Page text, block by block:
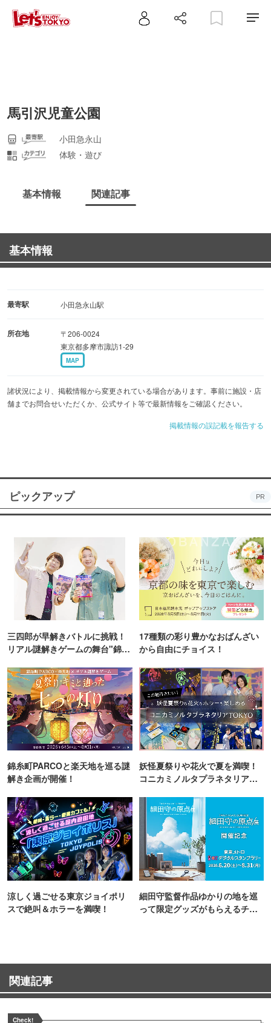
馬引沢児童公園
小田急永山
体験・遊び
基本情報 関連記事
基本情報
最寄駅 小田急永山駅
所在地
〒206-0024
東京都多摩市諏訪1-29
MAP
諸状況により、掲載情報から変更されている場合があります。事前に施設・店
舗までお問合せいただくか、公式サイト等で最新情報をご確認ください。
掲載情報の誤記載を報告する
ピックアップ PR
三四郎が早解きバトルに挑戦！
リアル謎解きゲームの舞台"錦糸
17種類の彩り豊かなおばんざい
から自由にチョイス！
錦糸町PARCOと楽天地を巡る謎
解き企画が開催！
妖怪夏祭りや花火で夏を満喫！
コニカミノルタプラネタリア
涼しく過ごせる東京ジョイポリ
スで絶叫＆ホラーを満喫！
細田守監督作品ゆかりの地を巡
って限定グッズがもらえるチャ
関連記事
Check!